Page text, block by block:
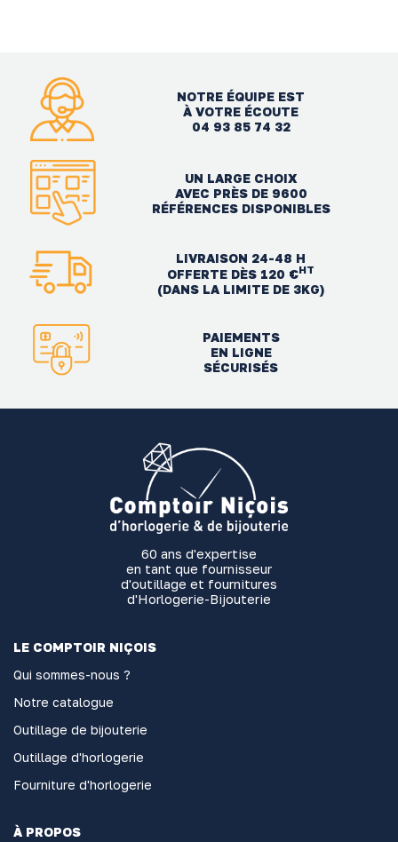
NOTRE ÉQUIPE EST
À VOTRE ÉCOUTE
04 93 85 74 32
UN LARGE CHOIX
AVEC PRÈS DE 9600
RÉFÉRENCES DISPONIBLES
LIVRAISON 24-48 H
OFFERTE DÈS 120 €HT
(DANS LA LIMITE DE 3KG)
PAIEMENTS
EN LIGNE
SÉCURISÉS
60 ans d'expertise
en tant que fournisseur
d'outillage et fournitures
d'Horlogerie-Bijouterie
LE COMPTOIR NIÇOIS
Qui sommes-nous ?
Notre catalogue
Outillage de bijouterie
Outillage d'horlogerie
Fourniture d'horlogerie
À PROPOS